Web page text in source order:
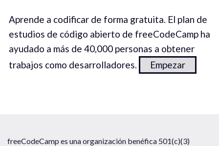
Aprende a codificar de forma gratuita. El plan de
estudios de código abierto de freeCodeCamp ha
ayudado a más de 40,000 personas a obtener
trabajos como desarrolladores.
Empezar
freeCodeCamp es una organización benéfica 501(c)(3)